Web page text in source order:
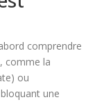
comprendre
comme la
ou
une